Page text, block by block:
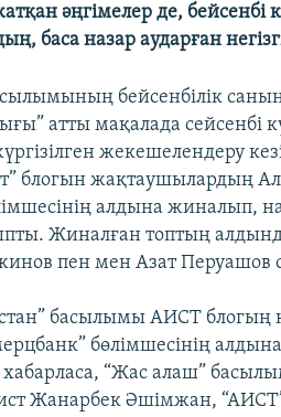
әңгімелер де, бейсенбі
баса назар аударған
бейсенбілік
атты мақалада сейсенбі
жекешелендеру
блогын жақтаушылардың
алдына жиналып,
Жиналған топтың
пен мен Азат Перуашов
басылымы АИСТ
бөлімшесінің
хабарласа, “Жас алаш”
Жанарбек Әшімжан,